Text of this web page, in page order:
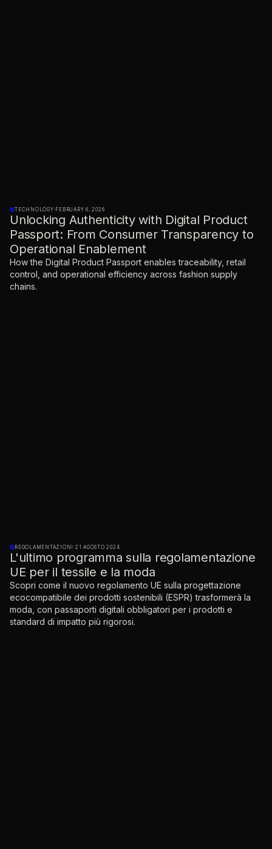
TECHNOLOGY·FEBRUARY 6, 2026
Unlocking Authenticity with Digital Product
Passport: From Consumer Transparency to
Operational Enablement
How the Digital Product Passport enables traceability, retail
control, and operational efficiency across fashion supply
chains.
REGOLAMENTAZIONI ·21 AGOSTO 2024
L'ultimo programma sulla regolamentazione
UE per il tessile e la moda
Scopri come il nuovo regolamento UE sulla progettazione
ecocompatibile dei prodotti sostenibili (ESPR) trasformerà la
moda, con passaporti digitali obbligatori per i prodotti e
standard di impatto più rigorosi.